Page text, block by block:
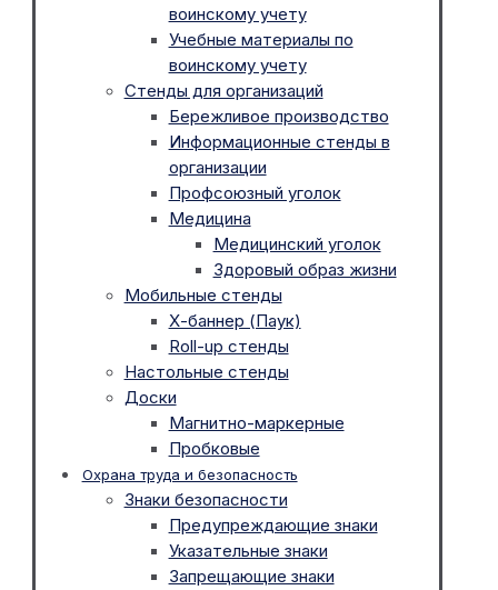
воинскому учету
Учебные материалы по
воинскому учету
Стенды для организаций
Бережливое производство
Информационные стенды в
организации
Профсоюзный уголок
Медицина
Медицинский уголок
Здоровый образ жизни
Мобильные стенды
Х-баннер (Паук)
Roll-up стенды
Настольные стенды
Доски
Магнитно-маркерные
Пробковые
Охрана труда и безопасность
Знаки безопасности
Предупреждающие знаки
Указательные знаки
Запрещающие знаки